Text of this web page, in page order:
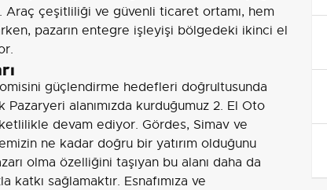
Araç çeşitliliği ve güvenli ticaret ortamı, hem
pazarın entegre işleyişi bölgedeki ikinci el
güçlendirme hedefleri doğrultusunda
Pazaryeri alanımızda kurduğumuz 2. El Oto
devam ediyor. Gördes, Simav ve
ne kadar doğru bir yatırım olduğunu
olma özelliğini taşıyan bu alanı daha da
sağlamaktır. Esnafımıza ve